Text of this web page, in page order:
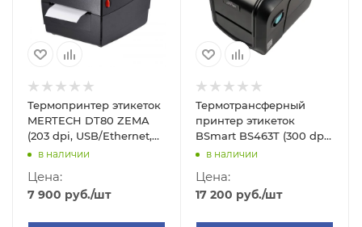
Термопринтер этикеток
MERTECH DT80 ZEMA
(203 dpi, USB/Ethernet,
арт. 4647)
в наличии
Цена:
7 900 руб./шт
Термотрансферный
принтер этикеток
BSmart BS463T (300 dpi,
USB/USB-Host/RS-
BS463T)
в наличии
Цена:
17 200 руб./шт